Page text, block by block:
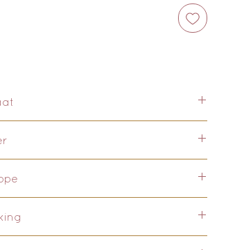
Bijzonder aan het papier is dat 15%
landbouwafval. 40% van de
op deze manier te produceren wordt
verlaagt.
Nederlands product.